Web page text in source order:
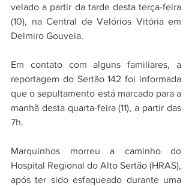
velado a partir da tarde desta terça-feira
(10), na Central de Velórios Vitória em
Delmiro Gouveia.
Em contato com alguns familiares, a
reportagem do Sertão 142 foi informada
que o sepultamento está marcado para a
manhã desta quarta-feira (11), a partir das
7h.
Marquinhos morreu a caminho do
Hospital Regional do Alto Sertão (HRAS),
após ter sido esfaqueado durante uma